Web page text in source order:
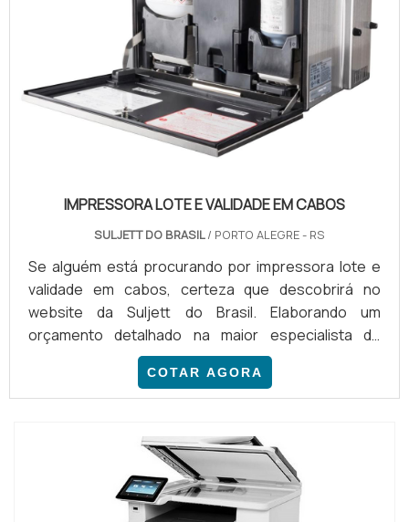
IMPRESSORA LOTE E VALIDADE EM CABOS
SULJETT DO BRASIL/ PORTO ALEGRE - RS
Se alguém está procurando por impressora lote e
validade em cabos, certeza que descobrirá no
website da Suljett do Brasil. Elaborando um
orçamento detalhado na maior especialista do
segmento e conhecendo a melhor referência em
qualidade, a compra não terá erros.INFORMAÇÕES
SOBRE A IMPRESSORA LOTE E VALIDADE EM
em cabos em uma empresa comprometida com os
serviços, depara com a Suljett do Br...
COTAR AGORA